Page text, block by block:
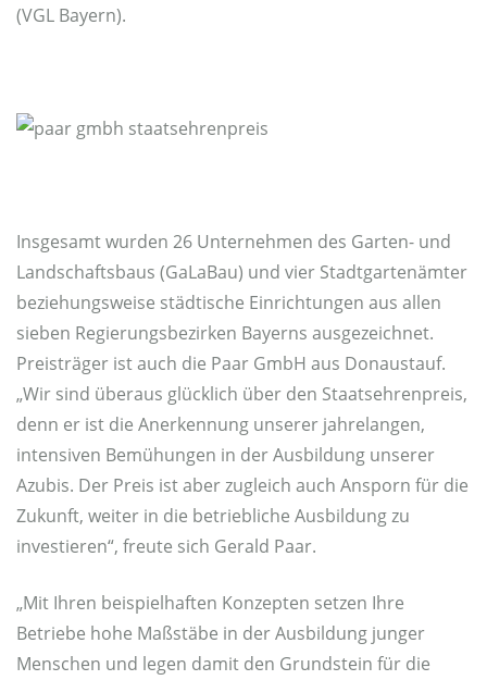
(VGL Bayern).
Insgesamt wurden 26 Unternehmen des Garten- und
Landschaftsbaus (GaLaBau) und vier Stadtgartenämter
beziehungsweise städtische Einrichtungen aus allen
sieben Regierungsbezirken Bayerns ausgezeichnet.
Preisträger ist auch die Paar GmbH aus Donaustauf.
„Wir sind überaus glücklich über den Staatsehrenpreis,
denn er ist die Anerkennung unserer jahrelangen,
intensiven Bemühungen in der Ausbildung unserer
Azubis. Der Preis ist aber zugleich auch Ansporn für die
Zukunft, weiter in die betriebliche Ausbildung zu
investieren“, freute sich Gerald Paar.
„Mit Ihren beispielhaften Konzepten setzen Ihre
Betriebe hohe Maßstäbe in der Ausbildung junger
Menschen und legen damit den Grundstein für die